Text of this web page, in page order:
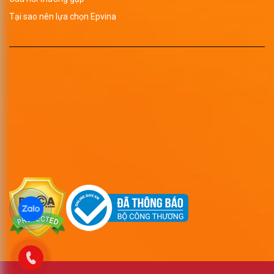
Tại sao nên lựa chọn Epvina